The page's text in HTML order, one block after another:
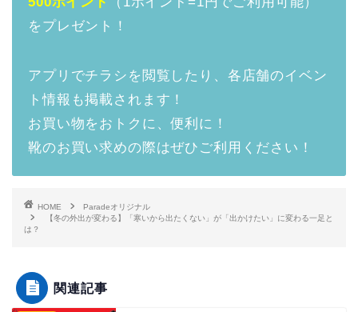
をプレゼント！
アプリでチラシを閲覧したり、各店舗のイベン
ト情報も掲載されます！
お買い物をおトクに、便利に！
靴のお買い求めの際はぜひご利用ください！
HOME
Paradeオリジナル
【冬の外出が変わる】「寒いから出たくない」が「出かけたい」に変わる一足と
は？
関連記事